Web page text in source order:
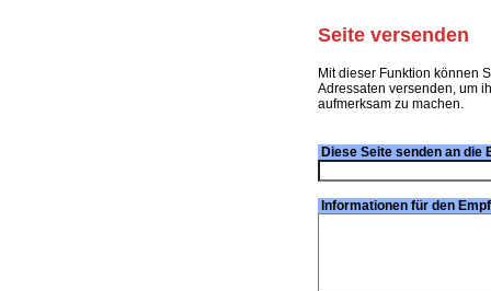
Seite versenden
Mit dieser Funktion können
Adressaten versenden, um
aufmerksam zu machen.
Diese Seite senden an die
Informationen für den